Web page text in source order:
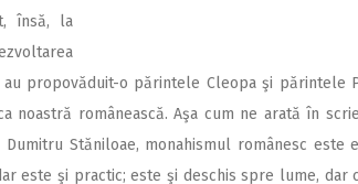
însă, la
propovăduit-o părintele Cleopa şi părintele
noastră românească. Aşa cum ne arată în
Stăniloae, monahismul românesc este
este şi practic; este şi deschis spre lume,